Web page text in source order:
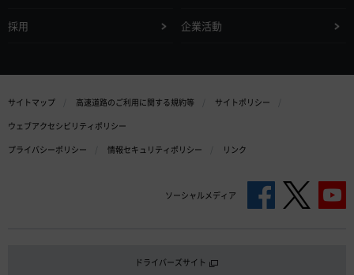
採用 企業活動
サイトマップ 高速道路のご利用に関する規約等
サイトポリシー
ウェブアクセシビリティポリシー
プライバシーポリシー
情報セキュリティポリシー リンク
ソーシャルメディア
ドライバーズサイト